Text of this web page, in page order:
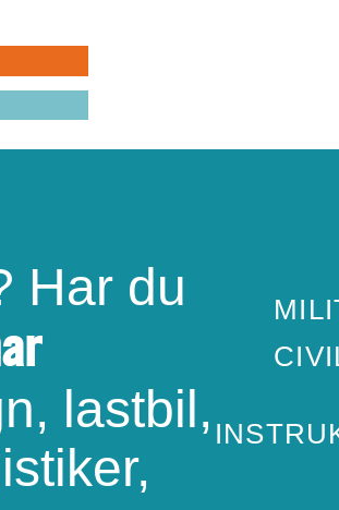
Har du
lastbil,